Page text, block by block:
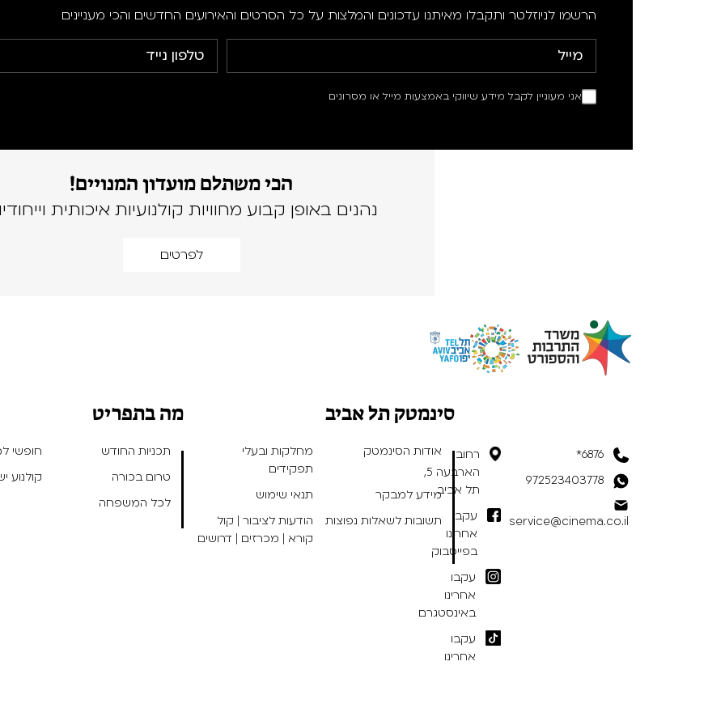
הרשמו לניוזלטר ותקבלו מאיתנו עדכונים והמלצות על כל הסרטים והאירועים החדשים והכי מעניינים
אני מעוניין לקבל מידע שיווקי באמצעות מייל או מסרונים
הכי משתלם מועדון המנויים!
נהנים באופן קבוע מחוויות קולנועיות איכותית
לפרטים
6876*
972523403778
service@cinema.co.il
רחוב
הארבעה 5,
תל אביב
עקבו
אחרינו
בפייסבוק
עקבו
אחרינו
באינסטגרם
עקבו
אחרינו
סינמטק תל אביב
אודות הסינמטק
מחלקות ובעלי
תפקידים
מידע למבקר
תנאי שימוש
תשובות לשאלות נפוצות
הודעות לציבור | קול
קורא | מכרזים | דרושים
מה בתפריט
תכניות החודש
חופשי
טרום בכורה
קולנוע
לכל המשפחה